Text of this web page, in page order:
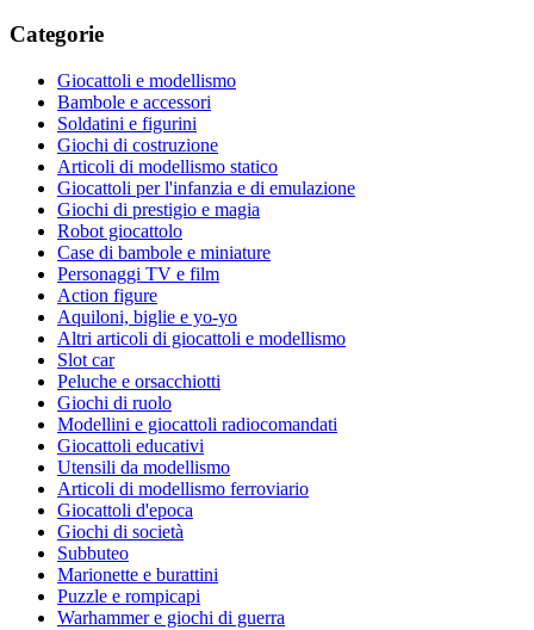
Categorie
Giocattoli e modellismo
Bambole e accessori
Soldatini e figurini
Giochi di costruzione
Articoli di modellismo statico
Giocattoli per l'infanzia e di emulazione
Giochi di prestigio e magia
Robot giocattolo
Case di bambole e miniature
Personaggi TV e film
Action figure
Aquiloni, biglie e yo-yo
Altri articoli di giocattoli e modellismo
Slot car
Peluche e orsacchiotti
Giochi di ruolo
Modellini e giocattoli radiocomandati
Giocattoli educativi
Utensili da modellismo
Articoli di modellismo ferroviario
Giocattoli d'epoca
Giochi di società
Subbuteo
Marionette e burattini
Puzzle e rompicapi
Warhammer e giochi di guerra